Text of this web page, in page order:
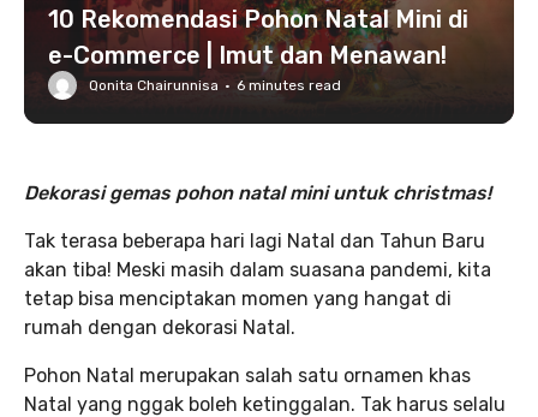
10 Rekomendasi Pohon Natal Mini di
e-Commerce | Imut dan Menawan!
Qonita Chairunnisa · 6 minutes read
Dekorasi gemas pohon natal mini untuk christmas!
Tak terasa beberapa hari lagi Natal dan Tahun Baru
akan tiba! Meski masih dalam suasana pandemi, kita
tetap bisa menciptakan momen yang hangat di
rumah dengan dekorasi Natal.
Pohon Natal merupakan salah satu ornamen khas
Natal yang nggak boleh ketinggalan. Tak harus selalu